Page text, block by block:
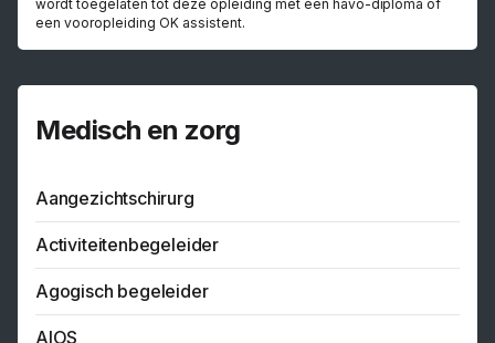
wordt toegelaten tot deze opleiding met een havo-diploma of
een vooropleiding OK assistent.
Medisch en zorg
Aangezichtschirurg
Activiteitenbegeleider
Agogisch begeleider
AIOS